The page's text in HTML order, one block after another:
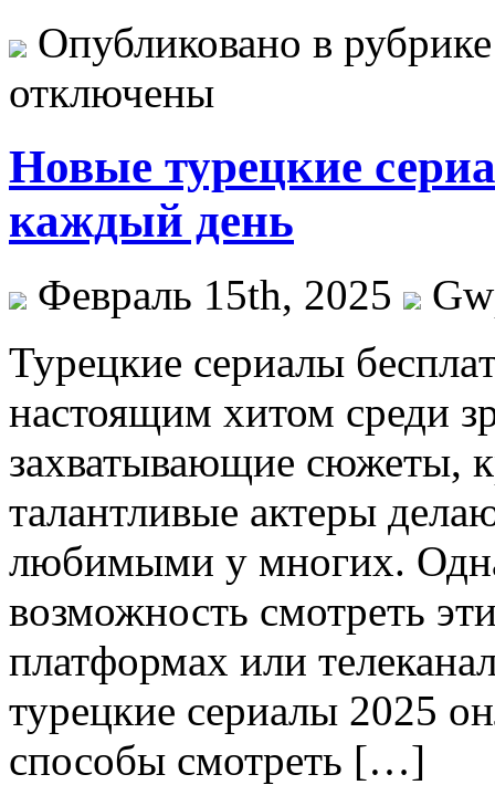
Опубликовано в
отключены
Новые турецкие
каждый день
Февраль 15th, 2025
Турeцкиe сeриaлы
настоящим хитом среди
захватывающие сюжеты,
талантливые актеры
любимыми у многих.
возможность смотреть
платформах или
турецкие сериалы 2025
способы смотреть […]